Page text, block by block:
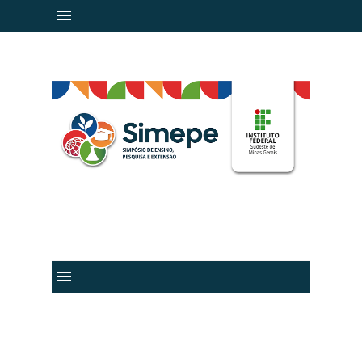
IF Sudeste MG